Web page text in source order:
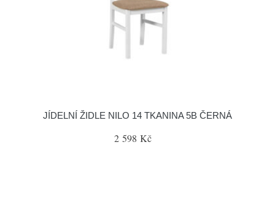
JÍDELNÍ ŽIDLE NILO 14 TKANINA 5B ČERNÁ
2 598 Kč